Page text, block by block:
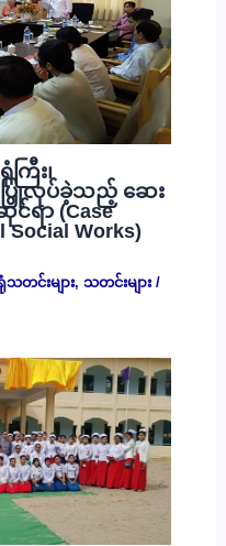
ြီး၊
ပြုလုပ်ခဲ့သည့် ဆေး
ရာ (Case
Social Works)
တင်းများ, သတင်းများ/